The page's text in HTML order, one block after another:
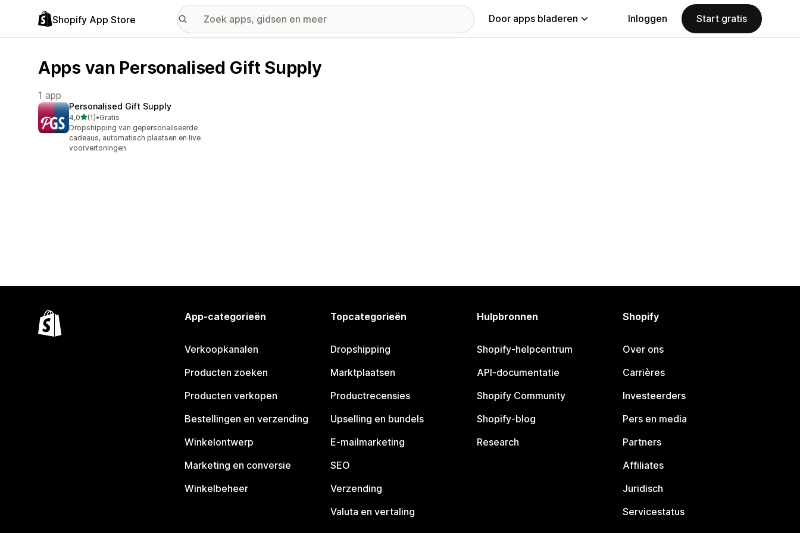
Shopify App Store Door apps bladeren Inloggen Start gratis
Apps van Personalised Gift Supply
1 app
Personalised Gift Supply
4,0van 5 sterren
(1)
1 recensies in totaal
•Gratis
Dropshipping van gepersonaliseerde
cadeaus, automatisch plaatsen en live
voorvertoningen
App-categorieën
Verkoopkanalen
Producten zoeken
Producten verkopen
Bestellingen en verzending
Winkelontwerp
Marketing en conversie
Winkelbeheer
Topcategorieën
Dropshipping
Marktplaatsen
Productrecensies
Upselling en bundels
E-mailmarketing
SEO
Verzending
Valuta en vertaling
Hulpbronnen
Shopify-helpcentrum
API-documentatie
Shopify Community
Shopify-blog
Research
Shopify
Over ons
Carrières
Investeerders
Pers en media
Partners
Affiliates
Juridisch
Servicestatus